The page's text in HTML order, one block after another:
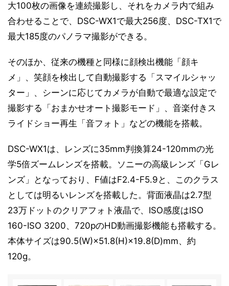
大100枚の画像を連続撮影し、それをカメラ内で組み
合わせることで、DSC-WX1で最大256度、DSC-TX1で
最大185度のパノラマ撮影ができる。
そのほか、従来の機種と同様に顔検出機能「顔キ
メ」、笑顔を検出して自動撮影する「スマイルシャッ
ター」、シーンに応じてカメラが自動で最適な設定で
撮影する「おまかせオート撮影モード」、音楽付きス
ライドショー再生「音フォト」などの機能を搭載。
DSC-WX1は、レンズに35mm判換算24-120mmの光
学5倍ズームレンズを搭載。ソニーの高級レンズ「Gレ
ンズ」となっており、F値はF2.4-F5.9と、このクラス
としては明るいレンズを搭載した。背面液晶は2.7型
23万ドットのクリアフォト液晶で、ISO感度はISO
160-ISO 3200、720pのHD動画撮影機能も搭載する。
本体サイズは90.5(W)×51.8(H)×19.8(D)mm、約
120g。